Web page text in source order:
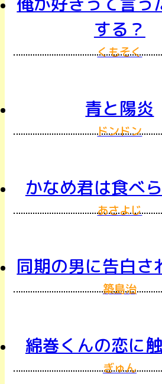
する？
くもそく
青と陽炎
ドンドン
かなめ君は食べ
あさよじ
同期の男に告白さ
築島治
綿巻くんの恋に
ぎゅん